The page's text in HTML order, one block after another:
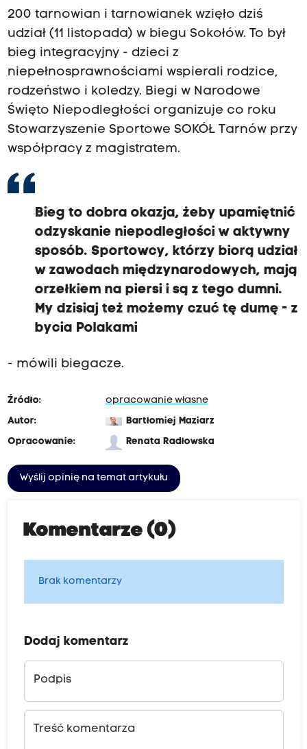
200 tarnowian i tarnowianek wzięło dziś
udział (11 listopada) w biegu Sokołów. To był
bieg integracyjny - dzieci z
niepełnosprawnościami wspierali rodzice,
rodzeństwo i koledzy. Biegi w Narodowe
Święto Niepodległości organizuje co roku
Stowarzyszenie Sportowe SOKÓŁ Tarnów przy
współpracy z magistratem.
Bieg to dobra okazja, żeby upamiętnić
odzyskanie niepodległości w aktywny
sposób. Sportowcy, którzy biorą udział
w zawodach międzynarodowych, mają
orzełkiem na piersi i są z tego dumni.
My dzisiaj też możemy czuć tę dumę - z
bycia Polakami
- mówili biegacze.
Źródło:
opracowanie własne
Autor:
Bartłomiej Maziarz
Opracowanie:
Renata Radłowska
Wyślij opinię na temat artykułu
Komentarze (0)
Brak komentarzy
Dodaj komentarz
Podpis
Treść komentarza